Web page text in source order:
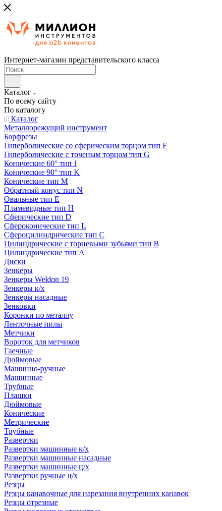
Интернет-магазин представительского класса
Каталог
По всему сайту
По каталогу
Каталог
Металлорежущий инструмент
Борфрезы
Гиперболические cо сферическим торцом тип F
Гиперболические с точеным торцом тип G
Конические 60° тип J
Конические 90° тип K
Конические тип M
Обратный конус тип N
Овальные тип E
Пламевидные тип H
Сферические тип D
Сфероконические тип L
Сфероцилиндрические тип C
Цилиндрические с торцевыми зубьями тип B
Цилиндрические тип А
Диски
Зенкеры
Зенкеры Weldon 19
Зенкеры к/х
Зенкеры насадные
Зенковки
Коронки по металлу
Ленточные пилы
Метчики
Вороток для метчиков
Гаечные
Дюймовые
Машинно-ручные
Машинные
Трубные
Плашки
Дюймовые
Конические
Метрические
Трубные
Развертки
Развертки машинные к/х
Развертки машинные насадные
Развертки машинные ц/х
Развертки ручные ц/х
Резцы
Резцы канавочные для нарезания внутренних канавок
Резцы отрезные